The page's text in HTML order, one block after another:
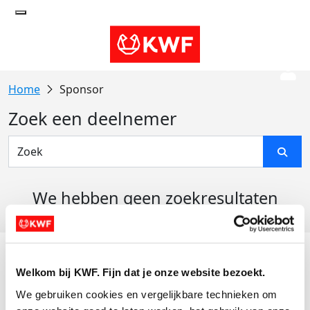
Welkom bij KWF. Fijn dat je onze website bezoekt.
We gebruiken cookies en vergelijkbare technieken om
Sponsor
Zoek een deelnemer
We hebben geen zoekresultaten
Actiematerialen
Evenementen